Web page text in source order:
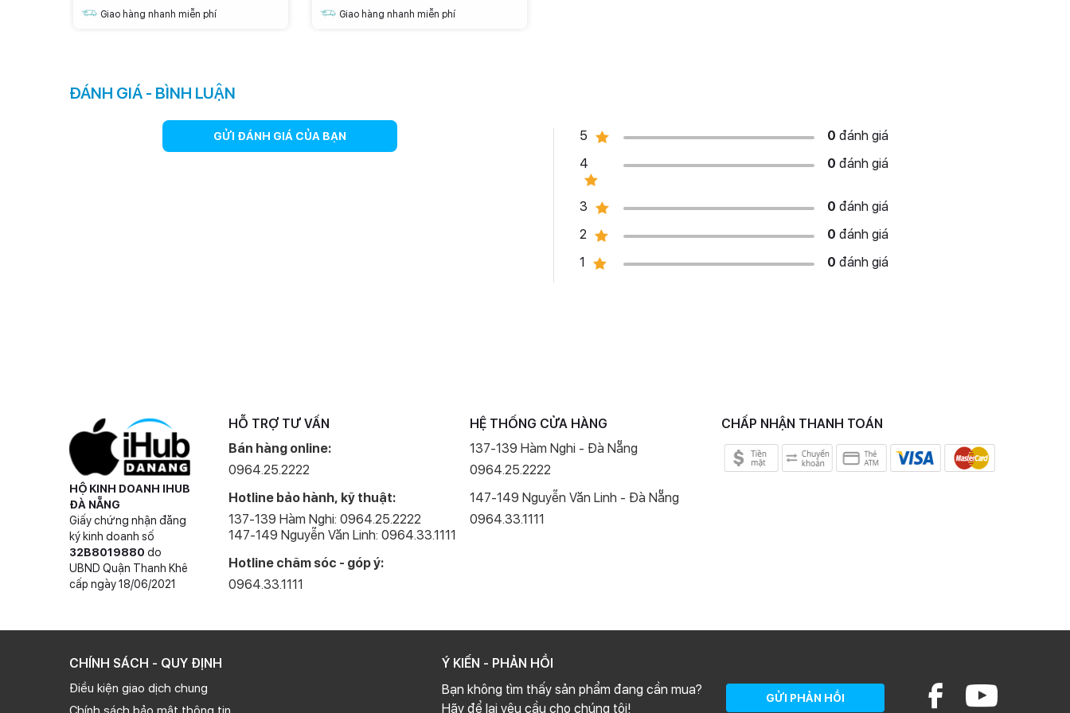
Giao hàng nhanh miễn phí
Giao hàng nhanh miễn phí
ĐÁNH GIÁ - BÌNH LUẬN
GỬI ĐÁNH GIÁ CỦA BẠN 5 0 đánh giá
4
0 đánh giá
3 0 đánh giá
2
0 đánh giá
1
0 đánh giá
HỘ KINH DOANH IHUB
ĐÀ NẴNG
Giấy chứng nhận đăng
ký kinh doanh số
32B8019880 do
UBND Quận Thanh Khê
cấp ngày 18/06/2021
HỖ TRỢ TƯ VẤN
Bán hàng online:
0964.25.2222
Hotline bảo hành, kỹ thuật:
137-139 Hàm Nghi: 0964.25.2222
147-149 Nguyễn Văn Linh: 0964.33.1111
Hotline chăm sóc - góp ý:
0964.33.1111
HỆ THỐNG CỬA HÀNG
137-139 Hàm Nghi - Đà Nẵng
0964.25.2222
147-149 Nguyễn Văn Linh - Đà Nẵng
0964.33.1111
CHẤP NHẬN THANH TOÁN
CHÍNH SÁCH - QUY ĐỊNH
Điều kiện giao dịch chung
Ý KIẾN - PHẢN HỒI
Bạn không tìm thấy sản phẩm đang cần mua?
Hãy để lại yêu cầu cho chúng tôi!
GỬI PHẢN HỒI